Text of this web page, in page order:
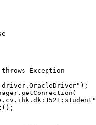
Exception